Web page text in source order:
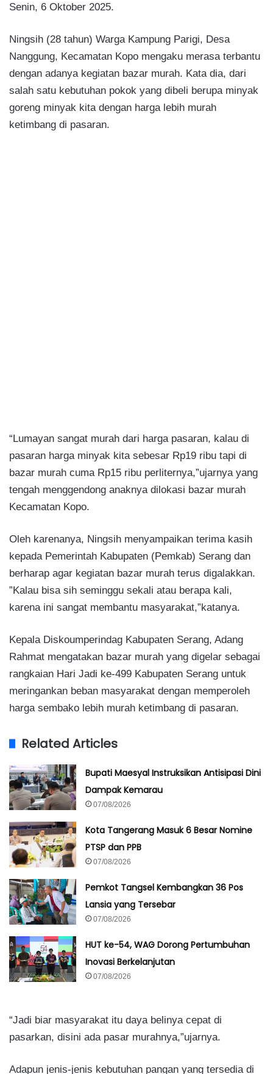
Senin, 6 Oktober 2025.
Ningsih (28 tahun) Warga Kampung Parigi, Desa
Nanggung, Kecamatan Kopo mengaku merasa terbantu
dengan adanya kegiatan bazar murah. Kata dia, dari
salah satu kebutuhan pokok yang dibeli berupa minyak
goreng minyak kita dengan harga lebih murah
ketimbang di pasaran.
“Lumayan sangat murah dari harga pasaran, kalau di
pasaran harga minyak kita sebesar Rp19 ribu tapi di
bazar murah cuma Rp15 ribu perliternya,”ujarnya yang
tengah menggendong anaknya dilokasi bazar murah
Kecamatan Kopo.
Oleh karenanya, Ningsih menyampaikan terima kasih
kepada Pemerintah Kabupaten (Pemkab) Serang dan
berharap agar kegiatan bazar murah terus digalakkan.
”Kalau bisa sih seminggu sekali atau berapa kali,
karena ini sangat membantu masyarakat,”katanya.
Kepala Diskoumperindag Kabupaten Serang, Adang
Rahmat mengatakan bazar murah yang digelar sebagai
rangkaian Hari Jadi ke-499 Kabupaten Serang untuk
meringankan beban masyarakat dengan memperoleh
harga sembako lebih murah ketimbang di pasaran.
Related Articles
Bupati Maesyal Instruksikan Antisipasi Dini
Dampak Kemarau
07/08/2026
Kota Tangerang Masuk 6 Besar Nomine
PTSP dan PPB
07/08/2026
Pemkot Tangsel Kembangkan 36 Pos
Lansia yang Tersebar
07/08/2026
HUT ke-54, WAG Dorong Pertumbuhan
Inovasi Berkelanjutan
07/08/2026
“Jadi biar masyarakat itu daya belinya cepat di
pasarkan, disini ada pasar murahnya,”ujarnya.
Adapun jenis-jenis kebutuhan pangan yang tersedia di